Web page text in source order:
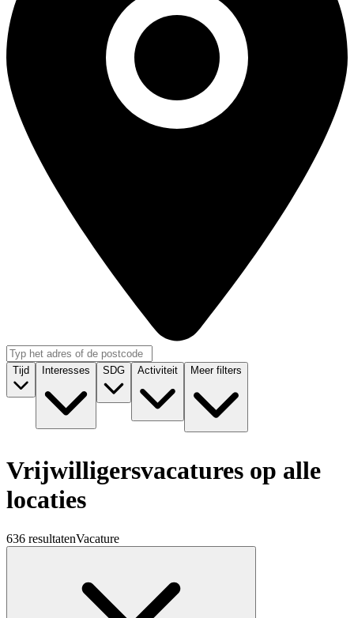
Tijd Interesses SDG Activiteit Meer filters
Vrijwilligersvacatures op alle
locaties
636 resultatenVacature